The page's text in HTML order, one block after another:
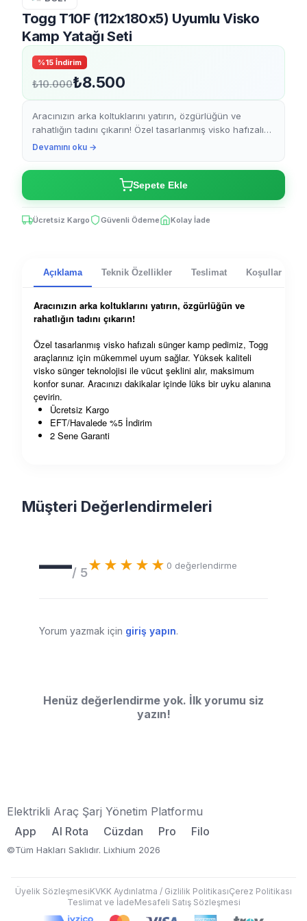
Togg T10F (112x180x5) Uyumlu Visko
Kamp Yatağı Seti
%15 İndirim
₺10.000₺8.500
Aracınızın arka koltuklarını yatırın, özgürlüğün ve
rahatlığın tadını çıkarın! Özel tasarlanmış visko hafızalı
sünger kamp pedimiz, Togg araçlarınız için mükemm...
Devamını oku →
Sepete Ekle
Ücretsiz Kargo Güvenli Ödeme Kolay İade
Açıklama Teknik Özellikler Teslimat Koşullar
Aracınızın arka koltuklarını yatırın, özgürlüğün ve
rahatlığın tadını çıkarın!
Özel tasarlanmış visko hafızalı sünger kamp pedimiz, Togg
araçlarınız için mükemmel uyum sağlar. Yüksek kaliteli
visko sünger teknolojisi ile vücut şeklini alır, maksimum
konfor sunar. Aracınızı dakikalar içinde lüks bir uyku alanına
çevirin.
Ücretsiz Kargo
EFT/Havalede %5 İndirim
2 Sene Garanti
Müşteri Değerlendirmeleri
—/ 5★★★★★ 0 değerlendirme
Yorum yazmak için giriş yapın.
Henüz değerlendirme yok. İlk yorumu siz
yazın!
Elektrikli Araç Şarj Yönetim Platformu
App
AI Rota Cüzdan Pro Filo
©Tüm Hakları Saklıdır. Lixhium 2026
Üyelik SözleşmesiKVKK Aydınlatma / Gizlilik PolitikasıÇerez Politikası
Teslimat ve İadeMesafeli Satış Sözleşmesi